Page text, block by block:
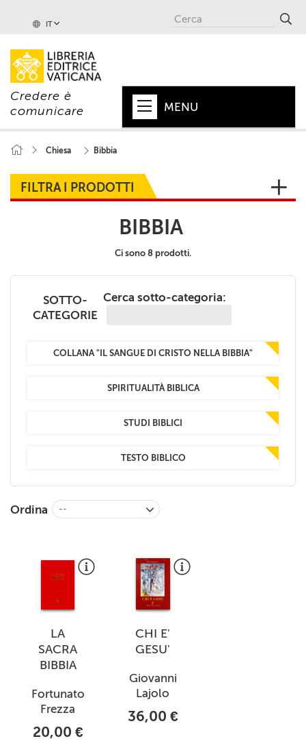
IT
Credere è
comunicare
MENU
PAPA
+
VATICANO
CHIESA
MONDO
CEI
Chiesa Bibbia
FILTRA I PRODOTTI
BIBBIA
Ci sono 8 prodotti.
SOTTO-
CATEGORIE
Cerca sotto-categoria:
COLLANA "IL SANGUE DI CRISTO NELLA BIBBIA"
SPIRITUALITÀ BIBLICA
STUDI BIBLICI
TESTO BIBLICO
Ordina --
LA
SACRA
BIBBIA
Fortunato
Frezza
20,00 €
CHI E'
GESU'
Giovanni
Lajolo
36,00 €